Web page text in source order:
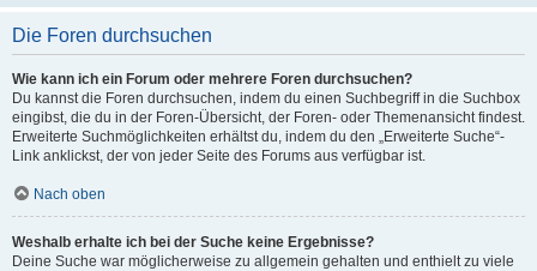
Die Foren durchsuchen
Wie kann ich ein Forum oder mehrere Foren durchsuchen?
Du kannst die Foren durchsuchen, indem du einen Suchbegriff in die Suchbox
eingibst, die du in der Foren-Übersicht, der Foren- oder Themenansicht findest.
Erweiterte Suchmöglichkeiten erhältst du, indem du den „Erweiterte Suche“-
Link anklickst, der von jeder Seite des Forums aus verfügbar ist.
Nach oben
Weshalb erhalte ich bei der Suche keine Ergebnisse?
Deine Suche war möglicherweise zu allgemein gehalten und enthielt zu viele